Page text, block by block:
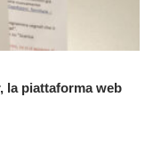
la piattaforma web